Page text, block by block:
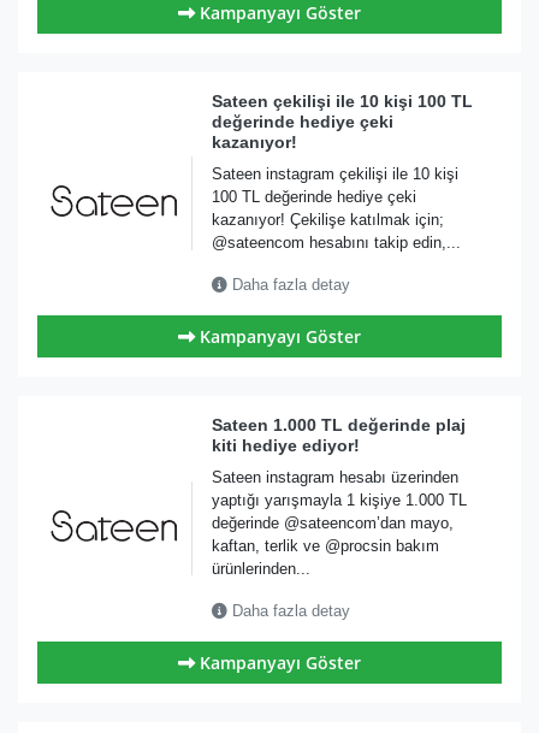
Kampanyayı Göster
Sateen çekilişi ile 10 kişi 100 TL
değerinde hediye çeki
kazanıyor!
Sateen instagram çekilişi ile 10 kişi
100 TL değerinde hediye çeki
kazanıyor! Çekilişe katılmak için;
@sateencom hesabını takip edin,...
Daha fazla detay
Kampanyayı Göster
Sateen 1.000 TL değerinde plaj
kiti hediye ediyor!
Sateen instagram hesabı üzerinden
yaptığı yarışmayla 1 kişiye 1.000 TL
değerinde @sateencom’dan mayo,
kaftan, terlik ve @procsin bakım
ürünlerinden...
Daha fazla detay
Kampanyayı Göster